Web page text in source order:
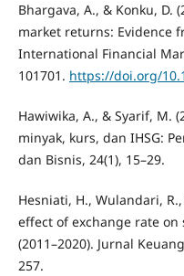
Bhargava, A., & Konku, D.
market returns: Evidence
International Financial
101701. https://doi.org/
Hawiwika, A., & Syarif, M.
minyak, kurs, dan IHSG:
dan Bisnis, 24(1), 15–29.
Hesniati, H., Wulandari,
effect of exchange rate
(2011–2020). Jurnal
257.